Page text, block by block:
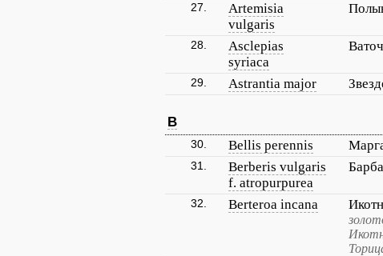
27.
Artemisia
vulgaris
28.
Asclepias
syriaca
29. Astrantia major
B
30. Bellis perennis
31.
Berberis vulgaris
f. atropurpurea
32. Berteroa incana